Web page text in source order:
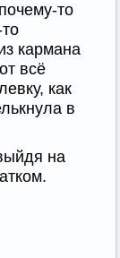
то
кармана
всё
как
в
на